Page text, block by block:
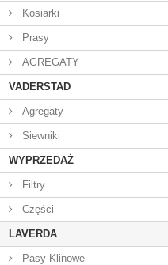
Kosiarki
Prasy
AGREGATY
VADERSTAD
Agregaty
Siewniki
WYPRZEDAŻ
Filtry
Części
LAVERDA
Pasy Klinowe